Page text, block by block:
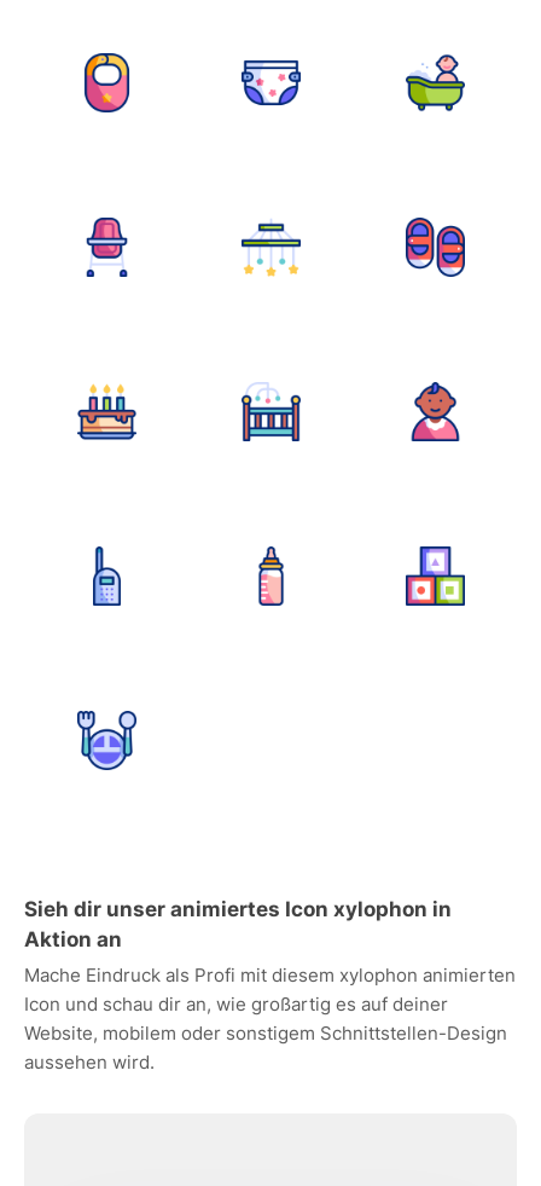
Sieh dir unser animiertes Icon xylophon in
Aktion an
Mache Eindruck als Profi mit diesem xylophon animierten
Icon und schau dir an, wie großartig es auf deiner
Website, mobilem oder sonstigem Schnittstellen-Design
aussehen wird.